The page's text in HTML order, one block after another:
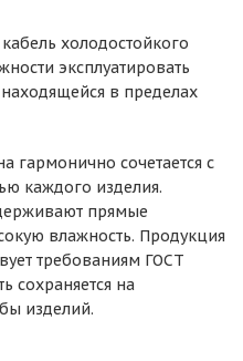
холодостойкого
эксплуатировать
в пределах
гармонично сочетается с
каждого изделия.
прямые
влажность. Продукция
требованиям ГОСТ
сохраняется на
изделий.